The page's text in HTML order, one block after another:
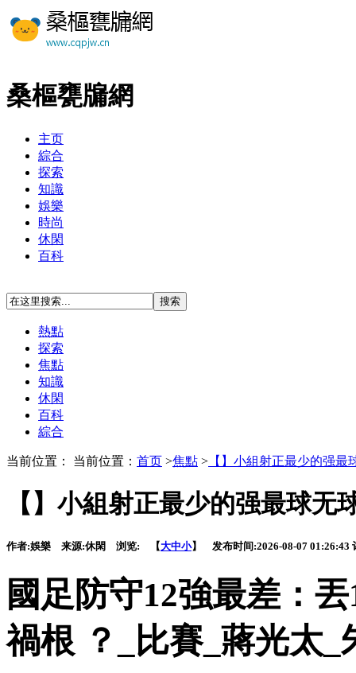
桑樞甕牖網
主页
綜合
探索
知識
娛樂
時尚
休閑
百科
熱點
探索
焦點
知識
休閑
百科
綜合
当前位置： 当前位置： 首页 >焦點 > 【】小組射正最少的强最
【】小組射正最少的强最球无
作者:娛樂 来源:休閑 浏览: 【大中小】 发布时间:2026-08-07 01:26:43
國足防守12強最差
禍根 ？_比賽_蔣光太